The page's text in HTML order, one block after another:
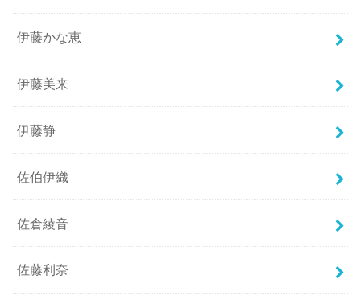
伊藤かな恵
伊藤美来
伊藤静
佐伯伊織
佐倉綾音
佐藤利奈